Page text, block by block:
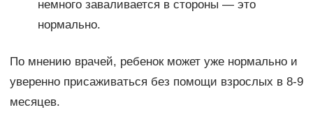
немного заваливается в стороны — это
нормально.
По мнению врачей, ребенок может уже нормально и
уверенно присаживаться без помощи взрослых в 8-9
месяцев.